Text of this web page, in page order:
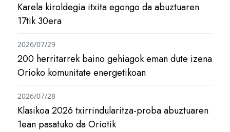
Karela kiroldegia itxita egongo da abuztuaren
17tik 30era
200 herritarrek baino gehiagok eman dute izena
Orioko komunitate energetikoan
2026/07/29
Klasikoa 2026 txirrindularitza-proba abuztuaren
1ean pasatuko da Oriotik
2026/07/28